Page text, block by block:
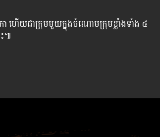
ា ហើយ​ជា​ក្រុម​មួយ​ក្នុង​ចំណោម​ក្រុម​ខ្លាំង​ទាំង ៤
៕